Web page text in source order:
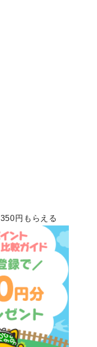
円もらえる